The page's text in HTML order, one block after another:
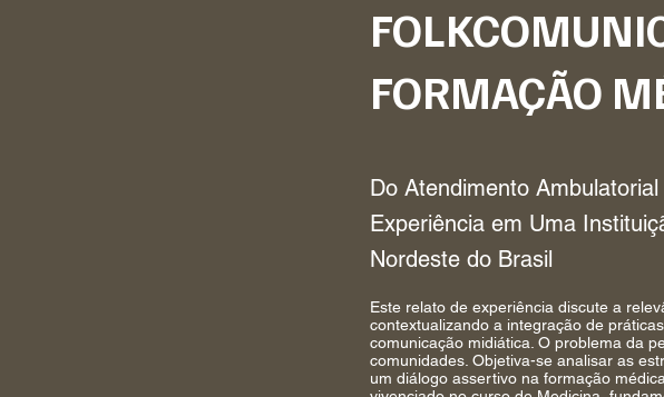
FORMAÇÃO
Do Atendimento
Experiência em Uma
Nordeste do Brasil
Este relato de experiência discute a
contextualizando a integração de
comunicação midiática. O problema da
comunidades. Objetiva-se analisar as
um diálogo assertivo na formação